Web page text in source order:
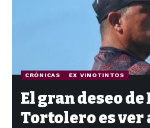
CRÓNICAS EX VINOTINTOS
El gran deseo de
Tortolero es ver